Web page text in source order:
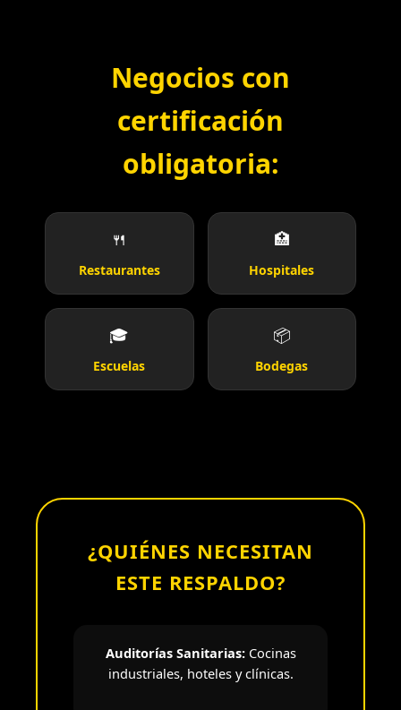
Negocios con
certificación
obligatoria:
🍴
Restaurantes
🏥
Hospitales
🎓
Escuelas
📦
Bodegas
¿QUIÉNES NECESITAN
ESTE RESPALDO?
Auditorías Sanitarias:Cocinas
industriales, hoteles y clínicas.